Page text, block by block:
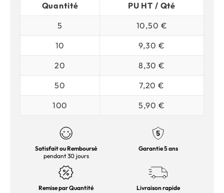
Quantité
PU HT / Qté
5
10,50 €
10
9,30 €
20
8,30 €
50
7,20 €
100
5,90 €
Satisfait ou Remboursé
pendant 30 jours
Garantie 5 ans
Remise par Quantité Livraison rapide